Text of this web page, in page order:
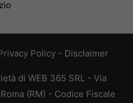
Policy - Disclaimer
di WEB 365 SRL - Via
(RM) - Codice Fiscale